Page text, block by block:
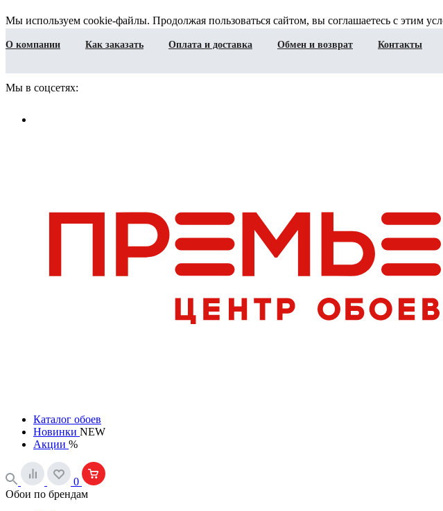
Мы используем cookie-файлы. Продолжая пользоваться сайтом, вы соглашаетесь с этим
О компании Как заказать Оплата и доставка Обмен и возврат Контакты
Мы в соцсетях:
Каталог обоев
Новинки NEW
Акции %
0
Обои по брендам